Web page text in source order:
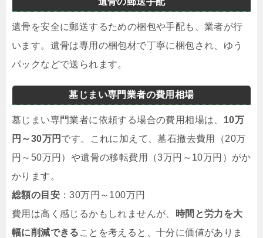
遺骨を安全に郵送するための梱包や手配も、業者が行
います。遺骨は専用の梱包材で丁寧に梱包され、ゆう
パックなどで送られます。
墓じまい専門業者の費用相場
墓じまい専門業者に依頼する場合の費用相場は、 10万
円～30万円 です。これに加えて、墓石撤去費用（20万
円～50万円）や遺骨の移転費用（3万円～10万円）がか
かります。
総額の目安 ：30万円～100万円
費用は高く感じるかもしれませんが、
時間と労力を大
幅に削減できる ことを考えると、十分に価値がありま